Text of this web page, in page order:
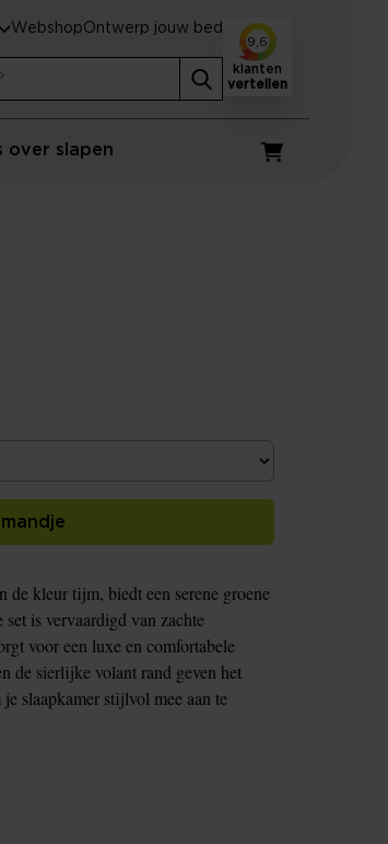
over slapen
Winkelwagen
WebshopOntwerp jouw bed
9,6
klanten
vertellen
kleur tijm, biedt een serene groene
is vervaardigd van zachte
voor een luxe en comfortabele
de sierlijke volant rand geven het
slaapkamer stijlvol mee aan te